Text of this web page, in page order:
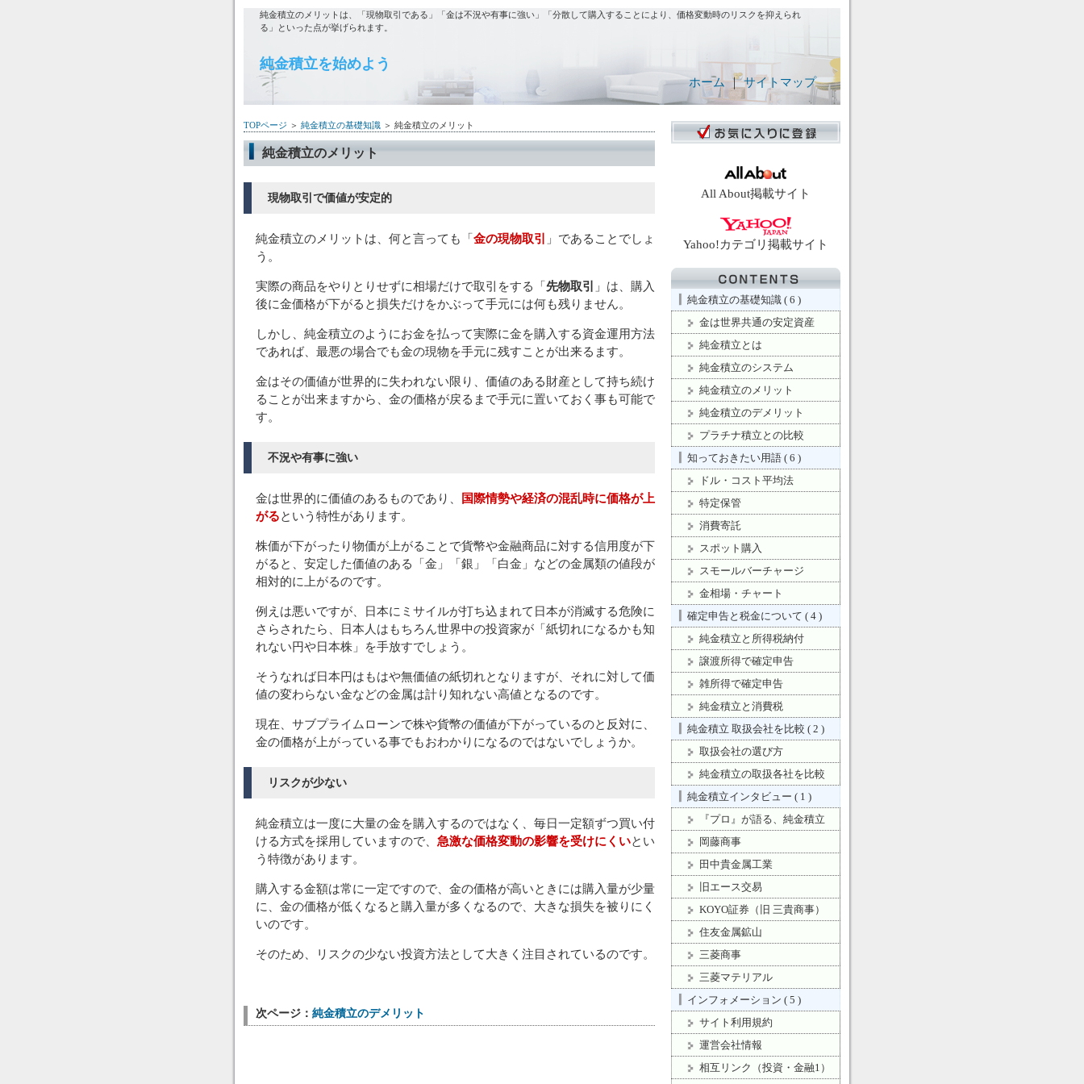
純金積立のメリットは、「現物取引である」「金は不況や有事に強い」「分散して購入することにより、価格変動時のリスクを抑えられ
る」といった点が挙げられます。
純金積立を始めよう
ホーム｜サイトマップ
TOPページ ＞ 純金積立の基礎知識 ＞ 純金積立のメリット
純金積立のメリット
現物取引で価値が安定的
純金積立のメリットは、何と言っても「金の現物取引
」であることでしょ
う。
実際の商品をやりとりせずに相場だけで取引をする「先物取引
」は、購入
後に金価格が下がると損失だけをかぶって手元には何も残りません。
しかし、純金積立のようにお金を払って実際に金を購入する資金運用方法
であれば、最悪の場合でも金の現物を手元に残すことが出来るます。
金はその価値が世界的に失われない限り、価値のある財産として持ち続け
ることが出来ますから、金の価格が戻るまで手元に置いておく事も可能で
す。
不況や有事に強い
金は世界的に価値のあるものであり、
国際情勢や経済の混乱時に価格が上
がるという特性があります。
株価が下がったり物価が上がることで貨幣や金融商品に対する信用度が下
がると、安定した価値のある「金」「銀」「白金」などの金属類の値段が
相対的に上がるのです。
例えは悪いですが、日本にミサイルが打ち込まれて日本が消滅する危険に
さらされたら、日本人はもちろん世界中の投資家が「紙切れになるかも知
れない円や日本株」を手放すでしょう。
そうなれば日本円はもはや無価値の紙切れとなりますが、それに対して価
値の変わらない金などの金属は計り知れない高値となるのです。
現在、サブプライムローンで株や貨幣の価値が下がっているのと反対に、
金の価格が上がっている事でもおわかりになるのではないでしょうか。
リスクが少ない
純金積立は一度に大量の金を購入するのではなく、毎日一定額ずつ買い付
ける方式を採用していますので、 急激な価格変動の影響を受けにくいとい
う特徴があります。
購入する金額は常に一定ですので、金の価格が高いときには購入量が少量
に、金の価格が低くなると購入量が多くなるので、大きな損失を被りにく
いのです。
そのため、リスクの少ない投資方法として大きく注目されているのです。
次ページ： 純金積立のデメリット
All About掲載サイト
Yahoo!カテゴリ掲載サイト
純金積立の基礎知識 ( 6 )
金は世界共通の安定資産
純金積立とは
純金積立のシステム
純金積立のメリット
純金積立のデメリット
プラチナ積立との比較
知っておきたい用語 ( 6 )
ドル・コスト平均法
特定保管
消費寄託
スポット購入
スモールバーチャージ
金相場・チャート
確定申告と税金について ( 4 )
純金積立と所得税納付
譲渡所得で確定申告
雑所得で確定申告
純金積立と消費税
純金積立 取扱会社を比較 ( 2 )
取扱会社の選び方
純金積立の取扱各社を比較
純金積立インタビュー ( 1 )
『プロ』が語る、純金積立
岡藤商事
田中貴金属工業
旧エース交易
KOYO証券（旧 三貴商事）
住友金属鉱山
三菱商事
三菱マテリアル
インフォメーション ( 5 )
サイト利用規約
運営会社情報
相互リンク（投資・金融1）